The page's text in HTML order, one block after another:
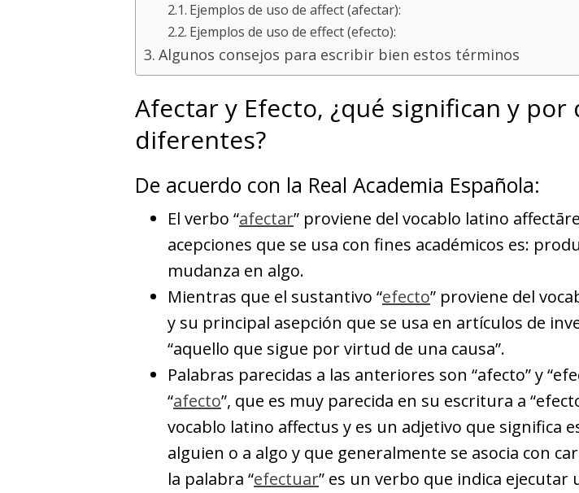
Ejemplos de uso de affect (afectar):
Ejemplos de uso de effect (efecto):
Algunos consejos para escribir bien estos términos
Afectar y Efecto, ¿qué significan y por
diferentes?
De acuerdo con la Real Academia Española:
El verbo “afectar” proviene del vocablo latino
acepciones que se usa con fines académicos es:
mudanza en algo.
Mientras que el sustantivo “efecto” proviene del
y su principal asepción que se usa en artículos de
“aquello que sigue por virtud de una causa”.
Palabras parecidas a las anteriores son “afecto” y
“afecto”, que es muy parecida en su escritura a
vocablo latino affectus y es un adjetivo que significa
alguien o a algo y que generalmente se asocia con
la palabra “efectuar” es un verbo que indica ejecutar